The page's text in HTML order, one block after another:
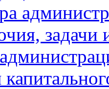
задачи